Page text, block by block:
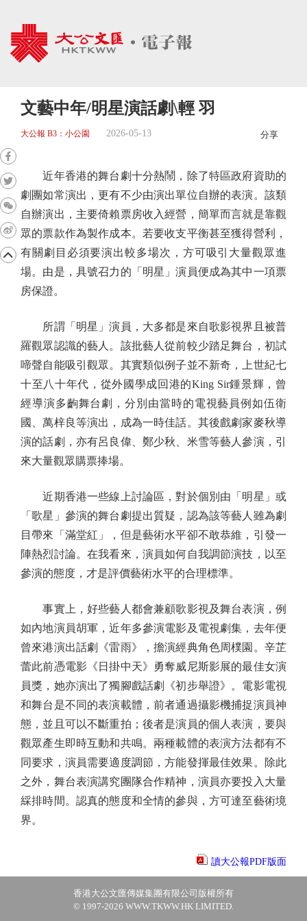
文藝中年/明星演話劇\輕 羽
大公報 B3：小公園 2026-05-13 分享
近年香港的舞台劇十分熱鬧，除了特區政府資助的
劇團如常演出，更有不少由演出單位自辦的表演。該類
自辦演出，主要倚賴票房收入經營，簡單而言就是靠觀
眾的票款作為製作成本。若要收支平衡甚至獲得營利，
有關劇目必須要演出較多場次，方可吸引大量觀眾進
場。由是，具號召力的「明星」演員便成為其中一項票
房保證。
所謂「明星」演員，大多都是來自歌影視界且被普
羅觀眾認識的藝人。該批藝人從前較少踏足舞台，初試
啼聲自能吸引觀眾。其實類似例子並不新奇，上世紀七
十至八十年代，從外國學成回港的King Sir鍾景輝，曾
經導演多齣舞台劇，分別由當時的電視藝員例如伍衛
國、萬梓良等演出，成為一時佳話。其後戲劇家麥秋導
演的話劇，亦有呂良偉、鄭少秋、米雪等藝人參演，引
來大量觀眾購票捧場。
近期香港一些線上討論區，對於個別由「明星」或
「歌星」參演的舞台劇提出質疑，認為該等藝人雖為劇
目帶來「滿堂紅」，但是藝術水平卻不敢恭維，引發一
陣熱烈討論。在我看來，演員如何自我調節演技，以至
參演的態度，才是評價藝術水平的合理標準。
事實上，好些藝人都會兼顧歌影視及舞台表演，例
如內地演員胡軍，近年多參演電影及電視劇集，去年便
曾來港演出話劇《雷雨》，擔演經典角色周樸園。辛芷
蕾此前憑電影《日掛中天》勇奪威尼斯影展的最佳女演
員獎，她亦演出了獨腳戲話劇《初步舉證》。電影電視
和舞台是不同的表演載體，前者通過攝影機捕捉演員神
態，並且可以不斷重拍；後者是演員的個人表演，要與
觀眾產生即時互動和共鳴。兩種載體的表演方法都有不
同要求，演員需要適度調節，方能發揮最佳效果。除此
之外，舞台表演講究團隊合作精神，演員亦要投入大量
綵排時間。認真的態度和全情的參與，方可達至藝術境
界。
讀大公報PDF版面
香港大公文匯傳媒集團有限公司版權所有
© 1997-2026 WWW.TKWW.HK LIMITED.